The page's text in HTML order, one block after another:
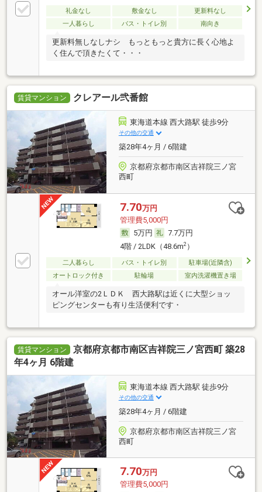
礼金なし 敷金なし
更新料なし
一人暮らし
バス・トイレ別 南向き
更新料無しなしナシ もっともっと貴方に長く心地よ
く住んで頂きたくて・・・
賃貸マンション クレアール弐番館
東海道本線 西大路駅 徒歩9分
その他の交通
築28年4ヶ月 / 6階建
京都府京都市南区吉祥院三ノ宮
西町
7.70万円
管理費5,000円
5万円
7.7万円
4階 / 2LDK（48.6m2）
二人暮らし バス・トイレ別
駐車場(近隣含)
オートロック付き
駐輪場 室内洗濯機置き場
オール洋室の2ＬＤＫ 西大路駅は近くに大型ショッ
ピングセンターも有り生活便利です・
賃貸マンション
京都府京都市南区吉祥院三ノ宮西町 築28
年4ヶ月 6階建
東海道本線 西大路駅 徒歩9分
その他の交通
築28年4ヶ月 / 6階建
京都府京都市南区吉祥院三ノ宮
西町
7.70万円
管理費5,000円